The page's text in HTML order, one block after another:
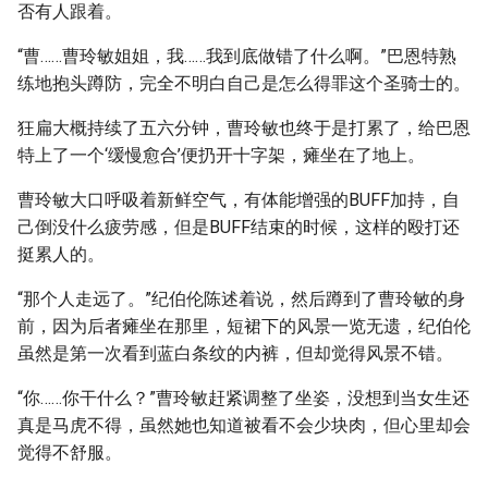
否有人跟着。
“曹……曹玲敏姐姐，我……我到底做错了什么啊。”巴恩特熟
练地抱头蹲防，完全不明白自己是怎么得罪这个圣骑士的。
狂扁大概持续了五六分钟，曹玲敏也终于是打累了，给巴恩
特上了一个‘缓慢愈合’便扔开十字架，瘫坐在了地上。
曹玲敏大口呼吸着新鲜空气，有体能增强的BUFF加持，自
己倒没什么疲劳感，但是BUFF结束的时候，这样的殴打还
挺累人的。
“那个人走远了。”纪伯伦陈述着说，然后蹲到了曹玲敏的身
前，因为后者瘫坐在那里，短裙下的风景一览无遗，纪伯伦
虽然是第一次看到蓝白条纹的内裤，但却觉得风景不错。
“你……你干什么？”曹玲敏赶紧调整了坐姿，没想到当女生还
真是马虎不得，虽然她也知道被看不会少块肉，但心里却会
觉得不舒服。